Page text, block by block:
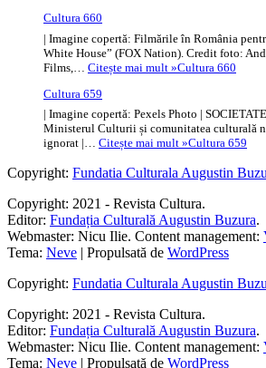
Cultura 660
| Imagine copertă: Filmările în România
White House” (FOX Nation). Credit foto:
Films,… Citește mai mult »Cultura 660
Cultura 659
| Imagine copertă: Pexels Photo |
Ministerul Culturii și comunitatea culturală
ignorat |… Citește mai mult »Cultura 659
Copyright: Fundatia Culturala Augustin
Copyright: 2021 - Revista Cultura.
Editor: Fundația Culturală Augustin Buzura.
Webmaster: Nicu Ilie. Content management:
Tema: Neve | Propulsată de WordPress
Copyright: Fundatia Culturala Augustin
Copyright: 2021 - Revista Cultura.
Editor: Fundația Culturală Augustin Buzura.
Webmaster: Nicu Ilie. Content management:
Tema: Neve | Propulsată de WordPress